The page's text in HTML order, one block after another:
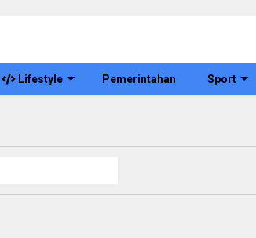
Lifestyle Pemerintahan Sport